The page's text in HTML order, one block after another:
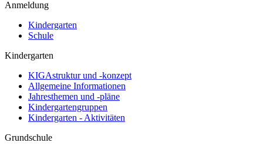
Anmeldung
Kindergarten
Schule
Kindergarten
KIGAstruktur und -konzept
Allgemeine Informationen
Jahresthemen und -pläne
Kindergartengruppen
Kindergarten - Aktivitäten
Grundschule